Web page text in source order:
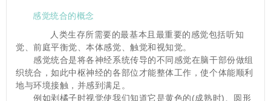
感觉统合的概念
人类生存所需要的最基本且最重要的感觉包括听知
觉、前庭平衡觉、本体感觉、触觉和视知觉。
感觉统合是将各神经系统传导的不同感觉在脑干部份做组
织统合，如此中枢神经的各部位才能整体工作，使个体能顺利
地与环境接触，并感到满足。
例如剥橘子时视觉使我们知道它是黄色的(成熟时)、圆形